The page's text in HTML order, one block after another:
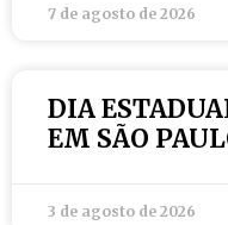
7 de agosto de 2026
DIA
EM SÃO
3 de agosto de 2026